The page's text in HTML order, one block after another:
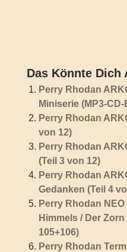
Das Könnte Dich
Perry Rhodan
Miniserie (MP3-
Perry Rhodan
von 12)
Perry Rhodan
(Teil 3 von 12)
Perry Rhodan
Gedanken (Teil 4
Perry Rhodan
Himmels / Der
105+106)
Perry Rhodan